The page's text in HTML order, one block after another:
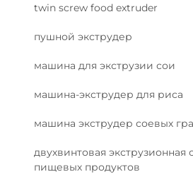
twin screw food extruder
пушной экструдер
машина для экструзии сои
машина-экструдер для риса
машина экструдер соевых
двухвинтовая экструзионная
пищевых продуктов